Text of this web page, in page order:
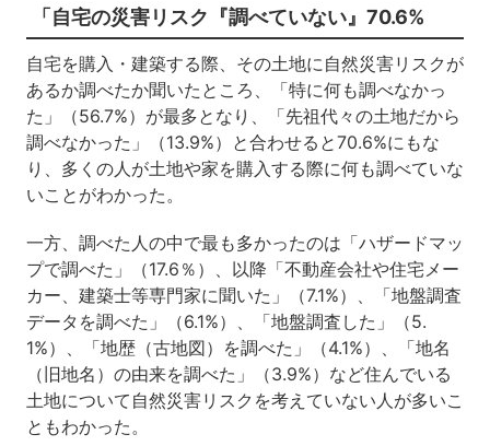
「自宅の災害リスク『調べていない』70.6%
自宅を購入・建築する際、その土地に自然災害リスクが
あるか調べたか聞いたところ、「特に何も調べなかっ
た」（56.7%）が最多となり、「先祖代々の土地だから
調べなかった」（13.9%）と合わせると70.6%にもな
り、多くの人が土地や家を購入する際に何も調べていな
いことがわかった。
一方、調べた人の中で最も多かったのは「ハザードマッ
プで調べた」（17.6％）、以降「不動産会社や住宅メー
カー、建築士等専門家に聞いた」（7.1%）、「地盤調査
データを調べた」（6.1%）、「地盤調査した」（5.
1%）、「地歴（古地図）を調べた」（4.1%）、「地名
（旧地名）の由来を調べた」（3.9%）など住んでいる
土地について自然災害リスクを考えていない人が多いこ
ともわかった。